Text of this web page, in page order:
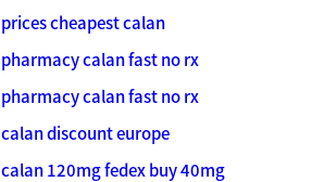
prices cheapest calan
pharmacy calan fast no rx
pharmacy calan fast no rx
calan discount europe
calan 120mg fedex buy 40mg